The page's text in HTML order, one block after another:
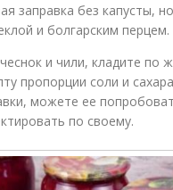
заправка без капусты,
и болгарским перцем.
и чили, кладите по
пропорции соли и
можете ее
по своему.